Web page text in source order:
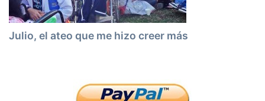
Julio, el ateo que me hizo creer más